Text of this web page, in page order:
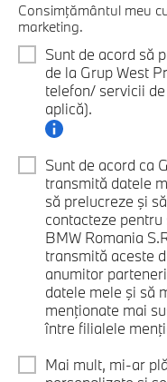
Consimţământul meu
marketing.
Sunt de acord să
de la Grup West
telefon/ servicii
aplică).
Sunt de acord ca
transmită datele
să prelucreze şi
contacteze
BMW Romania
transmită aceste
anumitor
datele mele şi să
menţionate mai
între filialele
Mai mult, mi-ar